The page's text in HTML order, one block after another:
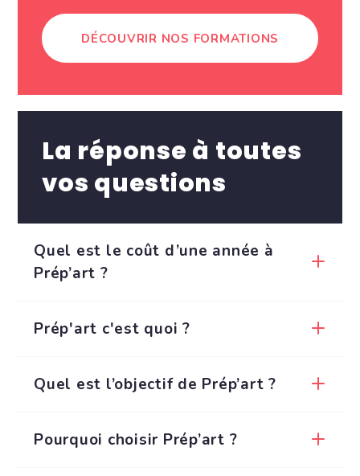
DÉCOUVRIR NOS FORMATIONS
La réponse à toutes
vos questions
Quel est le coût d’une année à
Prép’art ?
Prép'art c'est quoi ?
Quel est l’objectif de Prép’art ?
Pourquoi choisir Prép’art ?